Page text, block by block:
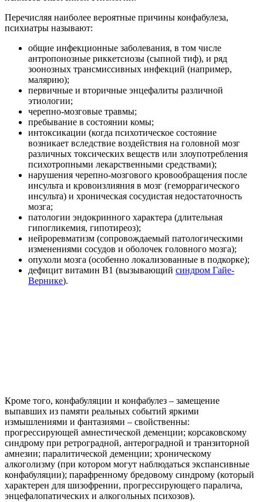
Перечисляя наиболее вероятные причины конфабулеза,
психиатры называют:
общие инфекционные заболевания, в том числе
антропонозные риккетсиозы (сыпной тиф), и ряд
зоонозных трансмиссивных инфекций (например,
малярию);
первичные и вторичные энцефалиты различной
этиологии;
черепно-мозговые травмы;
пребывание в состоянии комы;
интоксикации (когда психотическое состояние
возникает вследствие воздействия на головной мозг
различных токсических веществ или злоупотребления
психотропными лекарственными средствами);
нарушения черепно-мозгового кровообращения после
инсульта и кровоизлияния в мозг (геморрагического
инсульта) и хроническая сосудистая недостаточность
мозга;
патологии эндокринного характера (длительная
гипогликемия, гипотиреоз);
нейроревматизм (сопровождаемый патологическими
изменениями сосудов и оболочек головного мозга);
опухоли мозга (особенно локализованные в подкорке);
дефицит витамин В1 (вызывающий синдром Гайе-
Вернике).
Кроме того, конфабуляции и конфабулез – замещение
выпавших из памяти реальных событий яркими
измышлениями и фантазиями – свойственны:
прогрессирующей амнестической деменции; корсаковскому
синдрому при ретроградной, антероградной и транзиторной
амнезии; паралитической деменции; хроническому
алкоголизму (при котором могут наблюдаться экспансивные
конфабуляции); парафренному бредовому синдрому (который
характерен для шизофрении, прогрессирующего паралича,
энцефалопатических и алкогольных психозов).